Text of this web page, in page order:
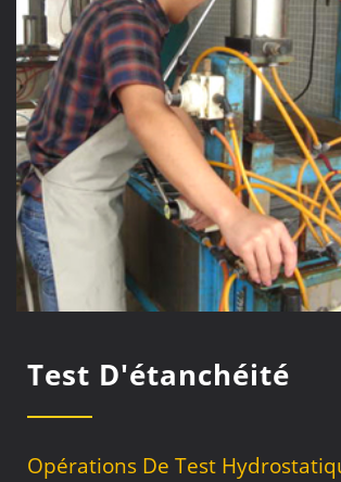
Test D'étanchéité
Opérations De Test